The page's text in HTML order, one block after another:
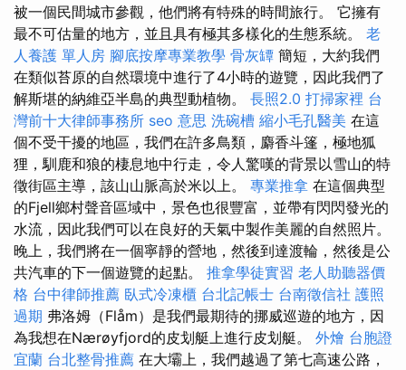
被一個民間城市參觀，他們將有特殊的時間旅行。 它擁有
最不可估量的地方，並且具有極其多樣化的生態系統。 老
人養護 單人房 腳底按摩專業教學 骨灰罈 簡短，大約我們
在類似苔原的自然環境中進行了4小時的遊覽，因此我們了
解斯堪的納維亞半島的典型動植物。 長照2.0 打掃家裡 台
灣前十大律師事務所 seo 意思 洗碗槽 縮小毛孔醫美 在這
個不受干擾的地區，我們在許多鳥類，麝香斗篷，極地狐
狸，馴鹿和狼的棲息地中行走，令人驚嘆的背景以雪山的特
徵街區主導，該山山脈高於米以上。 專業推拿 在這個典型
的Fjell鄉村聲音區域中，景色也很豐富，並帶有閃閃發光的
水流，因此我們可以在良好的天氣中製作美麗的自然照片。
晚上，我們將在一個寧靜的營地，然後到達渡輪，然後是公
共汽車的下一個遊覽的起點。 推拿學徒實習 老人助聽器價
格 台中律師推薦 臥式冷凍櫃 台北記帳士 台南徵信社 護照
過期 弗洛姆（Flåm）是我們最期待的挪威巡遊的地方，因
為我想在Nærøyfjord的皮划艇上進行皮划艇。 外燴 台胞證
宜蘭 台北整骨推薦 在大壩上，我們越過了第七高速公路，